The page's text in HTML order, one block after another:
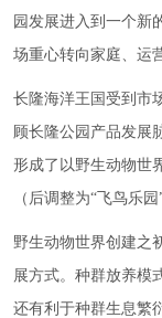
园发展进入到一个新
场重心转向家庭、运
长隆海洋王国受到市
顾长隆公园产品发展
形成了以野生动物世
（后调整为“飞鸟乐
野生动物世界创建之
展方式。种群放养模
还有利于种群生息繁